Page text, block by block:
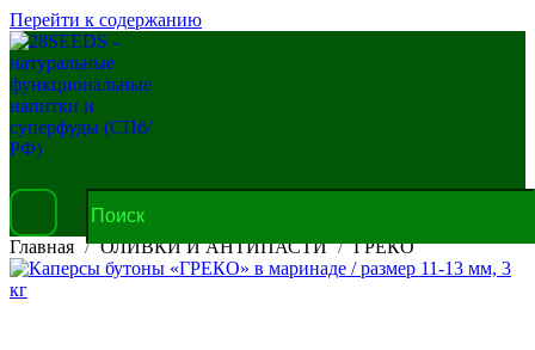
Перейти к содержанию
Главная ОЛИВКИ И АНТИПАСТИ ГРЕКО